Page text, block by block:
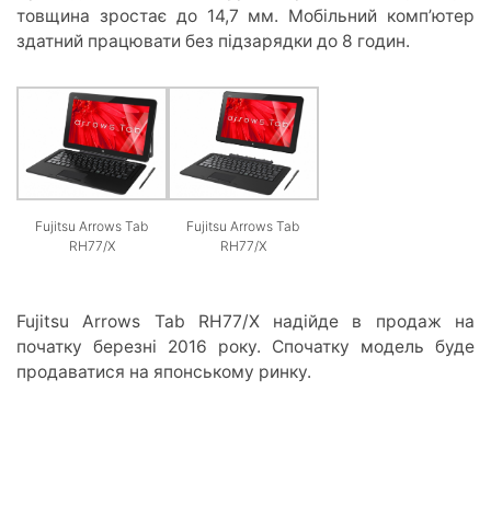
товщина зростає до 14,7 мм. Мобільний комп’ютер
здатний працювати без підзарядки до 8 годин.
Fujitsu Arrows Tab
RH77/X
Fujitsu Arrows Tab
RH77/X
Fujitsu Arrows Tab RH77/X надійде в продаж на
початку березні 2016 року. Спочатку модель буде
продаватися на японському ринку.